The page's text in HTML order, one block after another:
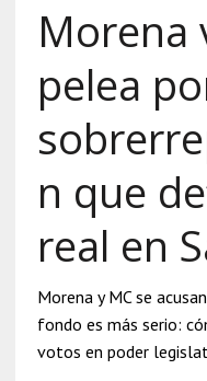
Morena
pelea
n que
real en
Morena y MC se
fondo es más serio:
votos en poder